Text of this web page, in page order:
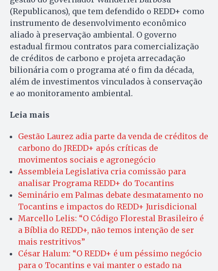
(Republicanos), que tem defendido o REDD+ como
instrumento de desenvolvimento econômico
aliado à preservação ambiental. O governo
estadual firmou contratos para comercialização
de créditos de carbono e projeta arrecadação
bilionária com o programa até o fim da década,
além de investimentos vinculados à conservação
e ao monitoramento ambiental.
Leia mais
Gestão Laurez adia parte da venda de créditos de
carbono do JREDD+ após críticas de
movimentos sociais e agronegócio
Assembleia Legislativa cria comissão para
analisar Programa REDD+ do Tocantins
Seminário em Palmas debate desmatamento no
Tocantins e impactos do REDD+ Jurisdicional
Marcello Lelis: “O Código Florestal Brasileiro é
a Bíblia do REDD+, não temos intenção de ser
mais restritivos”
César Halum: “O REDD+ é um péssimo negócio
para o Tocantins e vai manter o estado na